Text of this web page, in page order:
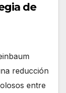
de
reducción
entre